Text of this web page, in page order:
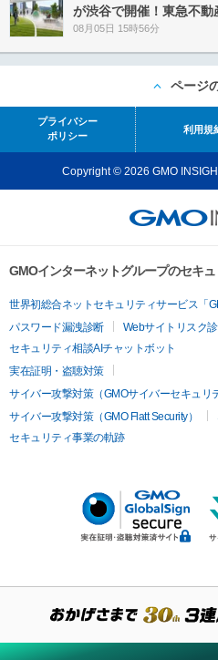
が渋谷で開催！東急不
08月05日 15時56分
ページ
プライバシー
ポリシー
利用規
Copyright © 2026 GMO
GMOインターネットグループのセキ
世界初総合ネットセキュリティサービス「
パスワード漏洩診断
Webサイトリスク
セキュリティ相談AIチャットボット
実在証明・盗聴対策
サイバー攻撃対策（GMOサイバーセキュリ
サイバー攻撃対策（GMO Flatt Security）
セキュリティ事業の軌跡